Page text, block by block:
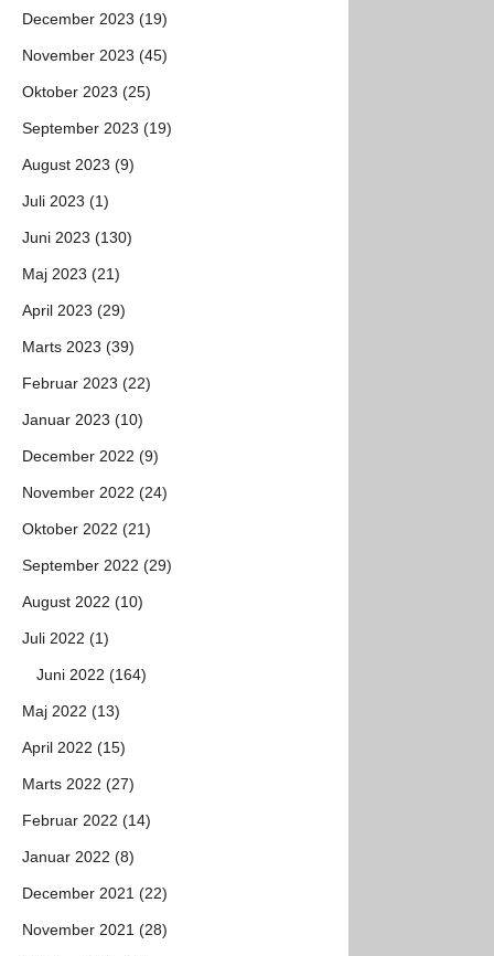
December 2023 (19)
November 2023 (45)
Oktober 2023 (25)
September 2023 (19)
August 2023 (9)
Juli 2023 (1)
Juni 2023 (130)
Maj 2023 (21)
April 2023 (29)
Marts 2023 (39)
Februar 2023 (22)
Januar 2023 (10)
December 2022 (9)
November 2022 (24)
Oktober 2022 (21)
September 2022 (29)
August 2022 (10)
Juli 2022 (1)
Juni 2022 (164)
Maj 2022 (13)
April 2022 (15)
Marts 2022 (27)
Februar 2022 (14)
Januar 2022 (8)
December 2021 (22)
November 2021 (28)